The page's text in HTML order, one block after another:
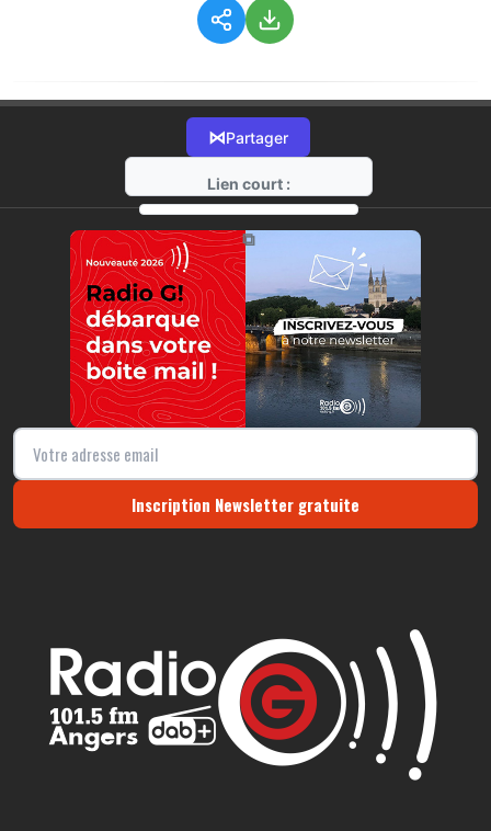
⋈Partager
Lien court :
https://radio-g.fr?22075
⧉
Inscription Newsletter gratuite